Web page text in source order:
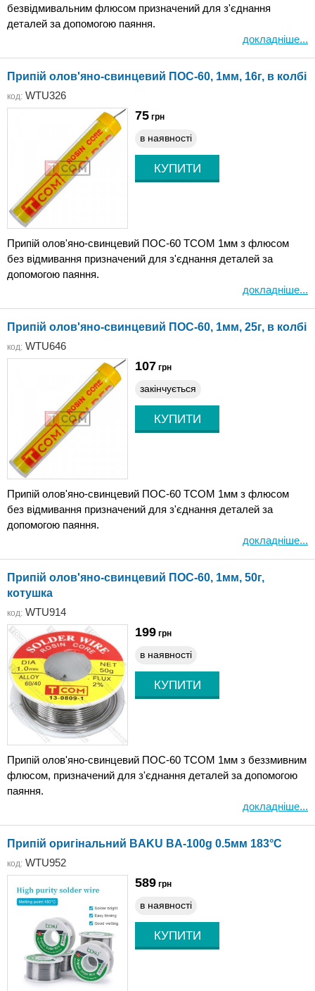
безвідмивальним флюсом призначений для з'єднання
деталей за допомогою паяння.
докладніше...
Припій олов'яно-свинцевий ПОС-60, 1мм, 16г, в колбі
код: WTU326
75 грн
в наявності
Припій олов'яно-свинцевий ПОС-60 TCOM 1мм з флюсом
без відмивання призначений для з'єднання деталей за
допомогою паяння.
докладніше...
Припій олов'яно-свинцевий ПОС-60, 1мм, 25г, в колбі
код: WTU646
107 грн
закінчується
Припій олов'яно-свинцевий ПОС-60 TCOM 1мм з флюсом
без відмивання призначений для з'єднання деталей за
допомогою паяння.
докладніше...
Припій олов'яно-свинцевий ПОС-60, 1мм, 50г,
котушка
код: WTU914
199 грн
в наявності
Припій олов'яно-свинцевий ПОС-60 TCOM 1мм з беззмивним
флюсом, призначений для з'єднання деталей за допомогою
паяння.
докладніше...
Припій оригінальний BAKU BA-100g 0.5мм 183°C
код: WTU952
589 грн
в наявності